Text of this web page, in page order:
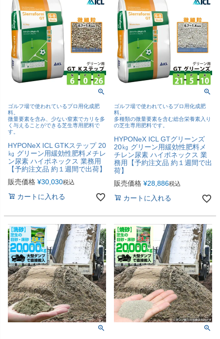
ゴルフ場で使われているプロ用化成肥
料。
微量要素を含み、少ない窒素でカリを多
く与えることができる芝生専用肥料で
す。
HYPONeX ICL GTKステップ 20
㎏ グリーン用緩効性肥料メチレ
ン尿素 ハイポネックス 業務用
【予約注文品 約１週間で出荷】
販売価格 ¥30,030税込
カートに入れる
ゴルフ場で使われているプロ用化成肥
料。
多種類の微量要素を含む総合栄養素入り
の芝生専用肥料です。
HYPONeX ICL GTグリーンズ
20㎏ グリーン用緩効性肥料メ
チレン尿素 ハイポネックス 業
務用【予約注文品 約１週間で出
荷】
販売価格 ¥28,886税込
カートに入れる